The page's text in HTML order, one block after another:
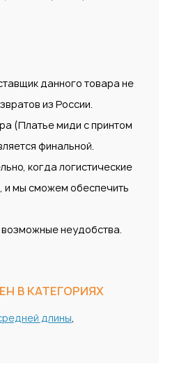
данного товара не
из России.
(Платье миди с принтом
финальной.
когда логистические
и мы сможем обеспечить
неудобства.
В КАТЕГОРИЯХ
длины,